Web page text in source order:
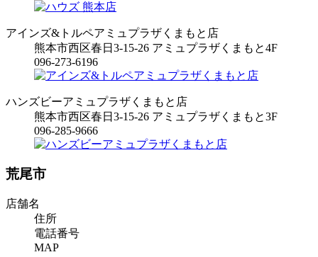
アインズ&トルペアミュプラザくまもと店
熊本市西区春日3-15-26 アミュプラザくまもと4F
096-273-6196
ハンズビーアミュプラザくまもと店
熊本市西区春日3-15-26 アミュプラザくまもと3F
096-285-9666
荒尾市
店舗名
住所
電話番号
MAP